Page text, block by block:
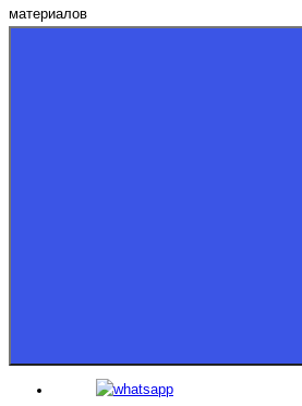
материалов